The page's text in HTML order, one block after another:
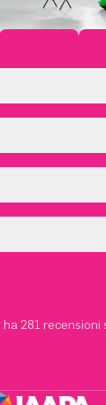
ha 281 recensioni